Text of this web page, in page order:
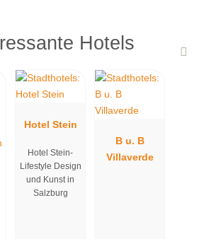
Hotels
Hotel Stein
Hotel Stein-
Lifestyle Design
und Kunst in
Salzburg
B u. B
Villaverde